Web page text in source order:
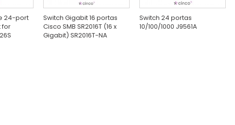
24-port
for
Switch Gigabit 16 portas
Cisco SMB SR2016T (16 x
Gigabit) SR2016T-NA
Switch 24 portas
10/100/1000 J9561A